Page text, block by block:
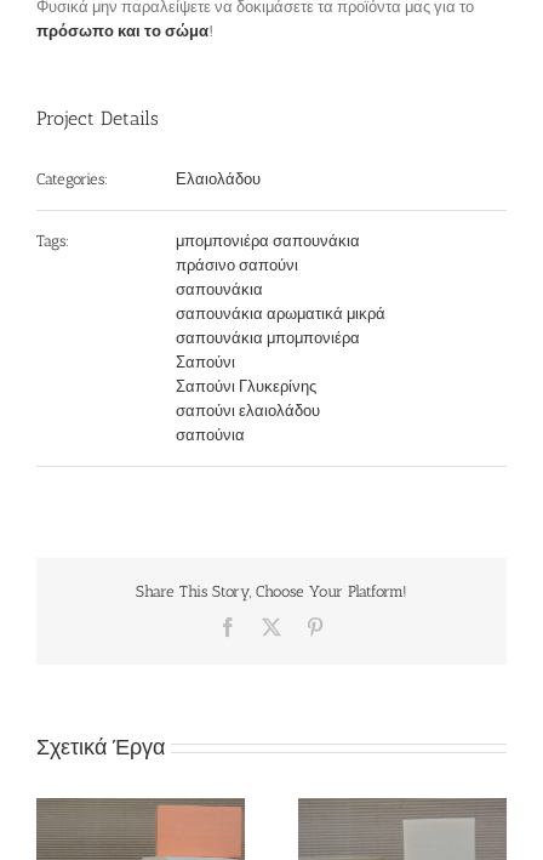
Φυσικά μην παραλείψετε να δοκιμάσετε τα προϊόντα μας για το
πρόσωπο και το σώμα!
Project Details
Categories: Ελαιολάδου
Tags:
μπομπονιέρα σαπουνάκια
πράσινο σαπούνι
σαπουνάκια
σαπουνάκια αρωματικά μικρά
σαπουνάκια μπομπονιέρα
Σαπούνι
Σαπούνι Γλυκερίνης
σαπούνι ελαιολάδου
σαπούνια
Share This Story, Choose Your Platform!
Facebook
Σχετικά Έργα